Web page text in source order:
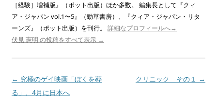
［経験］増補版』（ポット出版）ほか多数。 編集長として『クィ
ア・ジャパン vol.1〜5』（勁草書房）、『クィア・ジャパン・リタ
ーンズ』（ポット出版）を刊行。 詳細なプロフィールへ→
伏見 憲明 の投稿をすべて表示 →
投
稿
← 究極のゲイ映画「ぼくを葬
る」、4月に日本へ
クリニック その１ →